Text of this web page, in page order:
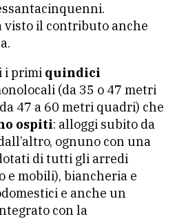
visto il contributo anche
i primi quindici
(da 35 o 47 metri
47 a 60 metri quadri) che
ospiti: alloggi subito da
ognuno con una
di tutti gli arredi
e mobili), biancheria e
e anche un
con la